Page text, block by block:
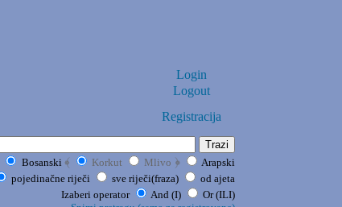
Login
Logout
Registracija
Bosanski ﴾ Korkut Mlivo ﴿
Arapski
pojedinačne riječi
sve riječi(fraza)
od ajeta
Izaberi operator
And (I)
Or (ILI)